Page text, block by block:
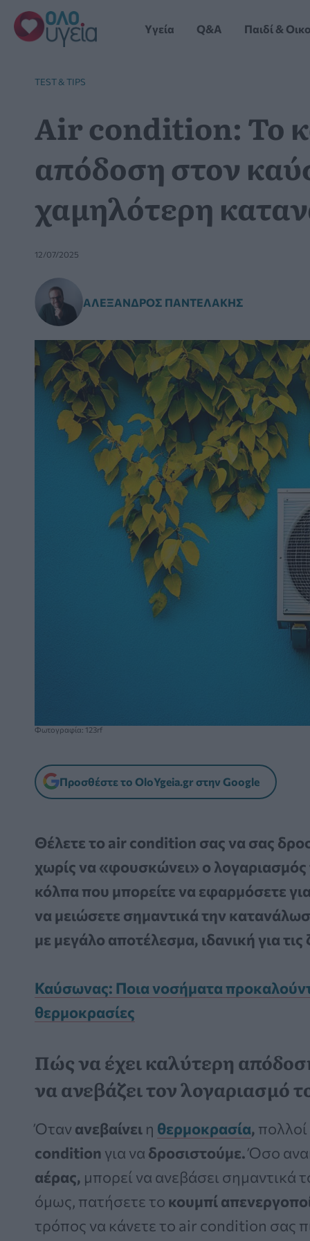
Μετάβαση
στο
περιεχόμενο
Yγεία Q&A Παιδί &
TEST & TIPS
Air condition: Το
απόδοση στον
χαμηλότερη
12/07/2025
ΑΛΈΞΑΝΔΡΟΣ ΠΑΝΤΕΛΆΚΗΣ
Φωτογραφία: 123rf
Προσθέστε το OloYgeia.gr στην Google
Θέλετε το air condition σας να σας
χωρίς να «φουσκώνει» ο
κόλπα που μπορείτε να εφαρμόσετε
να μειώσετε σημαντικά την
με μεγάλο αποτέλεσμα, ιδανική για
Καύσωνας: Ποια νοσήματα
θερμοκρασίες
Πώς να έχει καλύτερη
να ανεβάζει τον λογαριασμό
Όταν ανεβαίνει η θερμοκρασία,
condition για να δροσιστούμε.Όσο
αέρας, μπορεί να ανεβάσει σημαντικά
όμως, πατήσετε το κουμπί
τρόπος να κάνετε το air condition σας